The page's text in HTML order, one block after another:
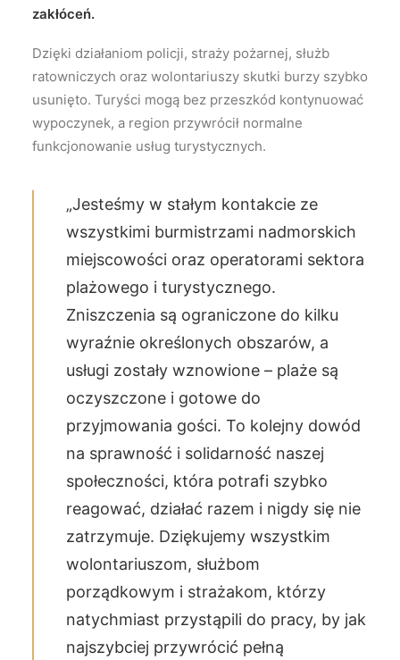
zakłóceń.
Dzięki działaniom policji, straży pożarnej, służb
ratowniczych oraz wolontariuszy skutki burzy szybko
usunięto. Turyści mogą bez przeszkód kontynuować
wypoczynek, a region przywrócił normalne
funkcjonowanie usług turystycznych.
„Jesteśmy w stałym kontakcie ze
wszystkimi burmistrzami nadmorskich
miejscowości oraz operatorami sektora
plażowego i turystycznego.
Zniszczenia są ograniczone do kilku
wyraźnie określonych obszarów, a
usługi zostały wznowione – plaże są
oczyszczone i gotowe do
przyjmowania gości. To kolejny dowód
na sprawność i solidarność naszej
społeczności, która potrafi szybko
reagować, działać razem i nigdy się nie
zatrzymuje. Dziękujemy wszystkim
wolontariuszom, służbom
porządkowym i strażakom, którzy
natychmiast przystąpili do pracy, by jak
najszybciej przywrócić pełną